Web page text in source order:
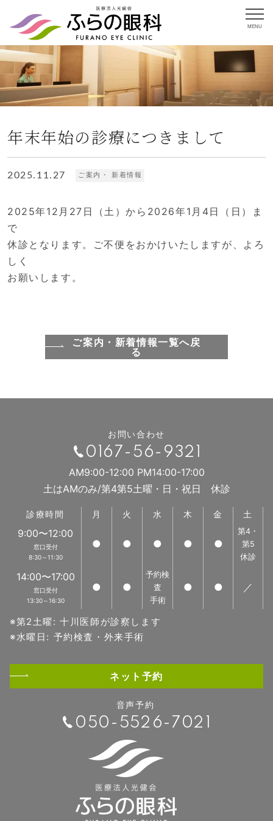
MENU
年末年始の診療につきまして
2025.11.27 ご案内・ 新着情報
2025年12月27日（土）から2026年1月4日（日）ま
で
休診となります。ご不便をおかけいたしますが、よろ
しく
お願いします。
ご案内・新着情報一覧へ戻
る
お問い合わせ
0167-56-9321
AM9:00-12:00 PM14:00-17:00
土はAMのみ/第4第5土曜・日・祝日 休診
診療時間 月 火 水 木 金 土
9:00〜12:00
窓口受付
8:30～11:30
● ● ● ● ●
第4・
第5
休診
14:00〜17:00
窓口受付
13:30～16:30
● ●
予約検
査
手術
● ● ／
第2土曜: 十川医師が診察します
水曜日: 予約検査・外来手術
ネット予約
音声予約
050-5526-7021